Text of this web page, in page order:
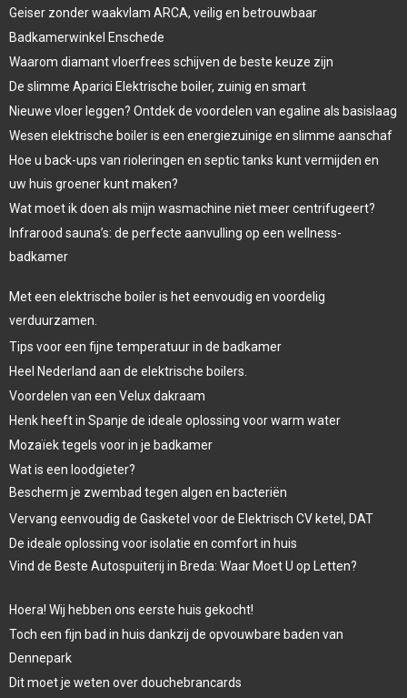
Geiser zonder waakvlam ARCA, veilig en betrouwbaar
Badkamerwinkel Enschede
Waarom diamant vloerfrees schijven de beste keuze zijn
De slimme Aparici Elektrische boiler, zuinig en smart
Nieuwe vloer leggen? Ontdek de voordelen van egaline als basislaag
Wesen elektrische boiler is een energiezuinige en slimme aanschaf
Hoe u back-ups van rioleringen en septic tanks kunt vermijden en
uw huis groener kunt maken?
Wat moet ik doen als mijn wasmachine niet meer centrifugeert?
Infrarood sauna’s: de perfecte aanvulling op een wellness-
badkamer
Met een elektrische boiler is het eenvoudig en voordelig
verduurzamen.
Tips voor een fijne temperatuur in de badkamer
Heel Nederland aan de elektrische boilers.
Voordelen van een Velux dakraam
Henk heeft in Spanje de ideale oplossing voor warm water
Mozaïek tegels voor in je badkamer
Wat is een loodgieter?
Bescherm je zwembad tegen algen en bacteriën
Vervang eenvoudig de Gasketel voor de Elektrisch CV ketel, DAT
De ideale oplossing voor isolatie en comfort in huis
Vind de Beste Autospuiterij in Breda: Waar Moet U op Letten?
Hoera! Wij hebben ons eerste huis gekocht!
Toch een fijn bad in huis dankzij de opvouwbare baden van
Dennepark
Dit moet je weten over douchebrancards